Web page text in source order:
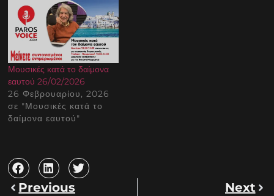
Μουσικές κατά το δαίμονα
εαυτού 26/02/2026
26 Φεβρουαρίου, 2026
σε "Μουσικές κατά το
δαίμονα εαυτού"
Previous Next